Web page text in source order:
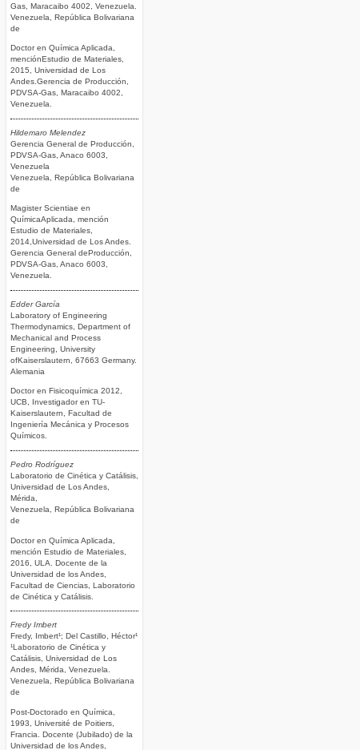
Gas, Maracaibo 4002, Venezuela.
Venezuela, República Bolivariana
de
Doctor en Química Aplicada,
menciónEstudio de Materiales,
2015, Universidad de Los
Andes.Gerencia de Producción,
PDVSA-Gas, Maracaibo 4002,
Venezuela.
Hildemaro Melendez
Gerencia General de Producción,
PDVSA-Gas, Anaco 6003,
Venezuela
Venezuela, República Bolivariana
de
Magister Scientiae en
QuímicaAplicada, mención
Estudio de Materiales,
2014,Universidad de Los Andes.
Gerencia General deProducción,
PDVSA-Gas, Anaco 6003,
Venezuela.
Edder García
Laboratory of Engineering
Thermodynamics, Department of
Mechanical and Process
Engineering, University
ofKaiserslautern, 67663 Germany.
Alemania
Doctor en Fisicoquímica 2012,
UCB, Investigador en TU-
Kaiserslautern, Facultad de
Ingeniería Mecánica y Procesos
Químicos.
Pedro Rodríguez
Laboratorio de Cinética y Catálisis,
Universidad de Los Andes,
Mérida,
Venezuela, República Bolivariana
de
Doctor en Química Aplicada,
mención Estudio de Materiales,
2016, ULA. Docente de la
Universidad de los Andes,
Facultad de Ciencias, Laboratorio
de Cinética y Catálisis.
Fredy Imbert
Fredy, Imbert¹; Del Castillo, Héctor¹
¹Laboratorio de Cinética y
Catálisis, Universidad de Los
Andes, Mérida, Venezuela.
Venezuela, República Bolivariana
de
Post-Doctorado en Química,
1993, Université de Poitiers,
Francia. Docente (Jubilado) de la
Universidad de los Andes,